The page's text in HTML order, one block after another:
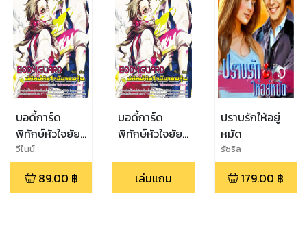
บอดี้การ์ด
พิทักษ์หัวใจยัย
จอมจุ้น
วีไนน์
89.00 ฿
บอดี้การ์ด
พิทักษ์หัวใจยัย
เล่มแถม
ปราบรักให้อยู่
หมัด
รัชริล
179.00 ฿